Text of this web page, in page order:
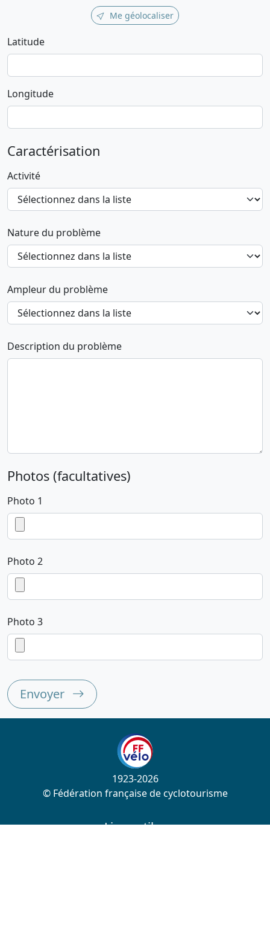
Me géolocaliser
Latitude
Longitude
Caractérisation
Activité
Nature du problème
Ampleur du problème
Description du problème
Photos (facultatives)
Photo 1
Photo 2
Photo 3
Envoyer
1923-2026
© Fédération française de cyclotourisme
Liens utiles